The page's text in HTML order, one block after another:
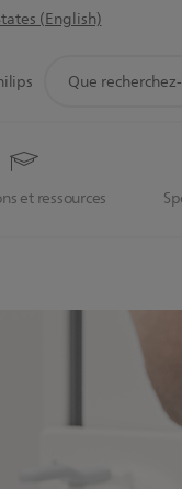
(English)
et ressources